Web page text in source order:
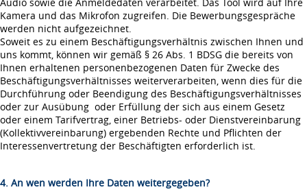
Kamera und das Mikrofon zugreifen. Die Bewerbungsgespräche
werden nicht aufgezeichnet.
Soweit es zu einem Beschäftigungsverhältnis zwischen Ihnen und
uns kommt, können wir gemäß § 26 Abs. 1 BDSG die bereits von
Ihnen erhaltenen personenbezogenen Daten für Zwecke des
Beschäftigungsverhältnisses weiterverarbeiten, wenn dies für die
Durchführung oder Beendigung des Beschäftigungsverhältnisses
oder zur Ausübung oder Erfüllung der sich aus einem Gesetz
oder einem Tarifvertrag, einer Betriebs- oder Dienstvereinbarung
(Kollektivvereinbarung) ergebenden Rechte und Pflichten der
Interessenvertretung der Beschäftigten erforderlich ist.
4. An wen werden Ihre Daten weitergegeben?